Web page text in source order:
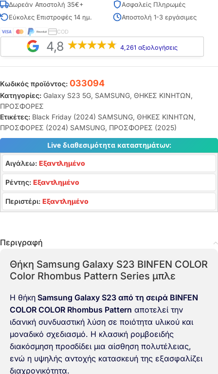
Δωρεάν Αποστολή 35€+
Ασφαλείς Πληρωμές
Εύκολες Επιστροφές 14 ημ.
Αποστολή 1-3 εργάσιμες
COD
4,8 4,261 αξιολογήσεις
Κωδικός προϊόντος: 033094
Κατηγορίες: Galaxy S23 5G, SAMSUNG, ΘΗΚΕΣ ΚΙΝΗΤΩΝ,
ΠΡΟΣΦΟΡΕΣ
Ετικέτες: Black Friday (2024) SAMSUNG, ΘΗΚΕΣ ΚΙΝΗΤΩΝ,
ΠΡΟΣΦΟΡΕΣ (2024) SAMSUNG, ΠΡΟΣΦΟΡΕΣ (2025)
Live διαθεσιμότητα καταστημάτων:
Αιγάλεω: Εξαντλημένο
Ρέντης: Εξαντλημένο
Περιστέρι: Εξαντλημένο
Περιγραφή
Θήκη Samsung Galaxy S23 BINFEN COLOR
Color Rhombus Pattern Series μπλε
Η θήκη Samsung Galaxy S23 από τη σειρά BINFEN
COLOR COLOR Rhombus Pattern αποτελεί την
ιδανική συνδυαστική λύση σε ποιότητα υλικού και
μοναδικό σχεδιασμό. Η κλασική ρομβοειδής
διακόσμηση προσδίδει μια αίσθηση πολυτέλειας,
ενώ η υψηλής αντοχής κατασκευή της εξασφαλίζει
διαχρονικότητα.